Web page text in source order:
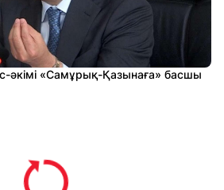
әкімі «Самұрық-Қазынаға» басшы